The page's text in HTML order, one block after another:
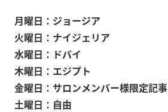
月曜日：ジョージア
火曜日：ナイジェリア
水曜日：ドバイ
木曜日：エジプト
金曜日：サロンメンバー様限定記事
土曜日：自由